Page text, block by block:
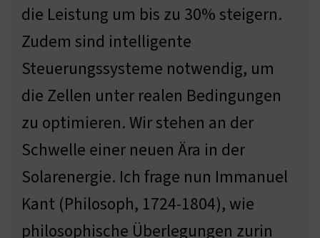
die Leistung um bis zu 30% steigern.
Zudem sind intelligente
Steuerungssysteme notwendig, um
die Zellen unter realen Bedingungen
zu optimieren. Wir stehen an der
Schwelle einer neuen Ära in der
Solarenergie. Ich frage nun Immanuel
Kant (Philosoph, 1724-1804), wie
philosophische Überlegungen zurin